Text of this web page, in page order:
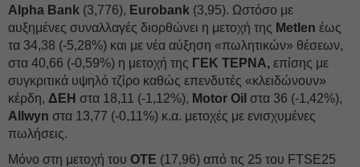
Alpha Βank (3,776), Eurobank (3,95). Ωστόσο με
αυξημένες συναλλαγές διορθώνει η μετοχή της Metlen έως
τα 34,38 (-5,28%) και με νέα αύξηση «πωλητικών» θέσεων,
στα 40,66 (-0,59%) η μετοχή της ΓΕΚ ΤΕΡΝΑ, επίσης με
συγκριτικά υψηλό τζίρο καθώς επενδυτές «κλειδώνουν»
κέρδη, ΔΕΗ στα 18,11 (-1,12%), Motor Oil στα 36 (-1,42%),
Allwyn στα 13,77 (-0,11%) κ.α. μετοχές με ενισχυμένες
πωλήσεις.
Μόνο στη μετοχή του ΟΤΕ (17,96) από τις 25 του FTSE25